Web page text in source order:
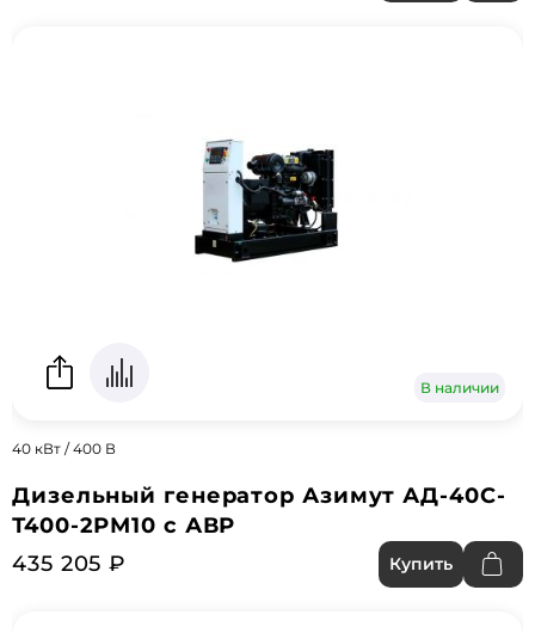
В наличии
40 кВт / 400 В
Дизельный генератор Азимут АД-40С-
Т400-2РМ10 с АВР
435 205 ₽
Купить